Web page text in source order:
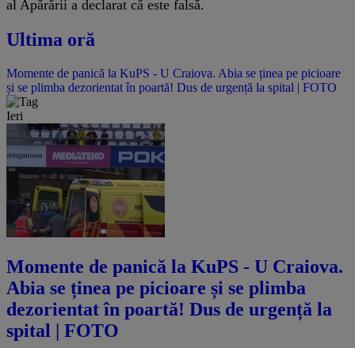
al Apărării a declarat că este falsă.
Ultima oră
Momente de panică la KuPS - U Craiova. Abia se ținea pe picioare
și se plimba dezorientat în poartă! Dus de urgență la spital | FOTO
Ieri
Momente de panică la KuPS - U Craiova.
Abia se ținea pe picioare și se plimba
dezorientat în poartă! Dus de urgență la
spital | FOTO